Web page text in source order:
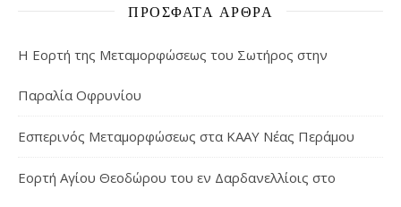
ΠΡΌΣΦΑΤΑ ΆΡΘΡΑ
Η Εορτή της Μεταμορφώσεως του Σωτήρος στην
Παραλία Οφρυνίου
Εσπερινός Μεταμορφώσεως στα ΚΑΑΥ Νέας Περάμου
Εορτή Αγίου Θεοδώρου του εν Δαρδανελλίοις στο